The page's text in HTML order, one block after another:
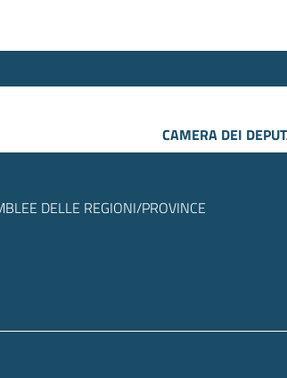
CAMERA DEI
DELLE REGIONI/PROVINCE